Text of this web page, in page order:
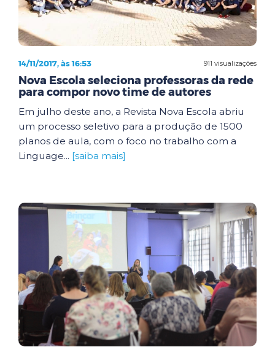
911 visualizações
14/11/2017, às 16:53
Nova Escola seleciona professoras da rede
para compor novo time de autores
Em julho deste ano, a Revista Nova Escola abriu
um processo seletivo para a produção de 1500
planos de aula, com o foco no trabalho com a
Linguage... [saiba mais]